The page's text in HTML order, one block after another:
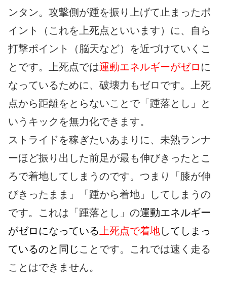
ンタン。攻撃側が踵を振り上げて止まったポ
イント（これを上死点といいます）に、自ら
打撃ポイント（脳天など）を近づけていくこ
とです。上死点では運動エネルギーがゼロ に
なっているために、破壊力もゼロです。上死
点から距離をとらないことで「踵落とし」と
いうキックを無力化できます。
ストライドを稼ぎたいあまりに、未熟ランナ
ーほど振り出した前足が最も伸びきったとこ
ろで着地してしまうのです。つまり「膝が伸
びきったまま」「踵から着地」してしまうの
です。これは「踵落とし」の運動エネルギー
がゼロになっている 上死点で着地してしまっ
ているのと同じ ことです。これでは速く走る
ことはできません。